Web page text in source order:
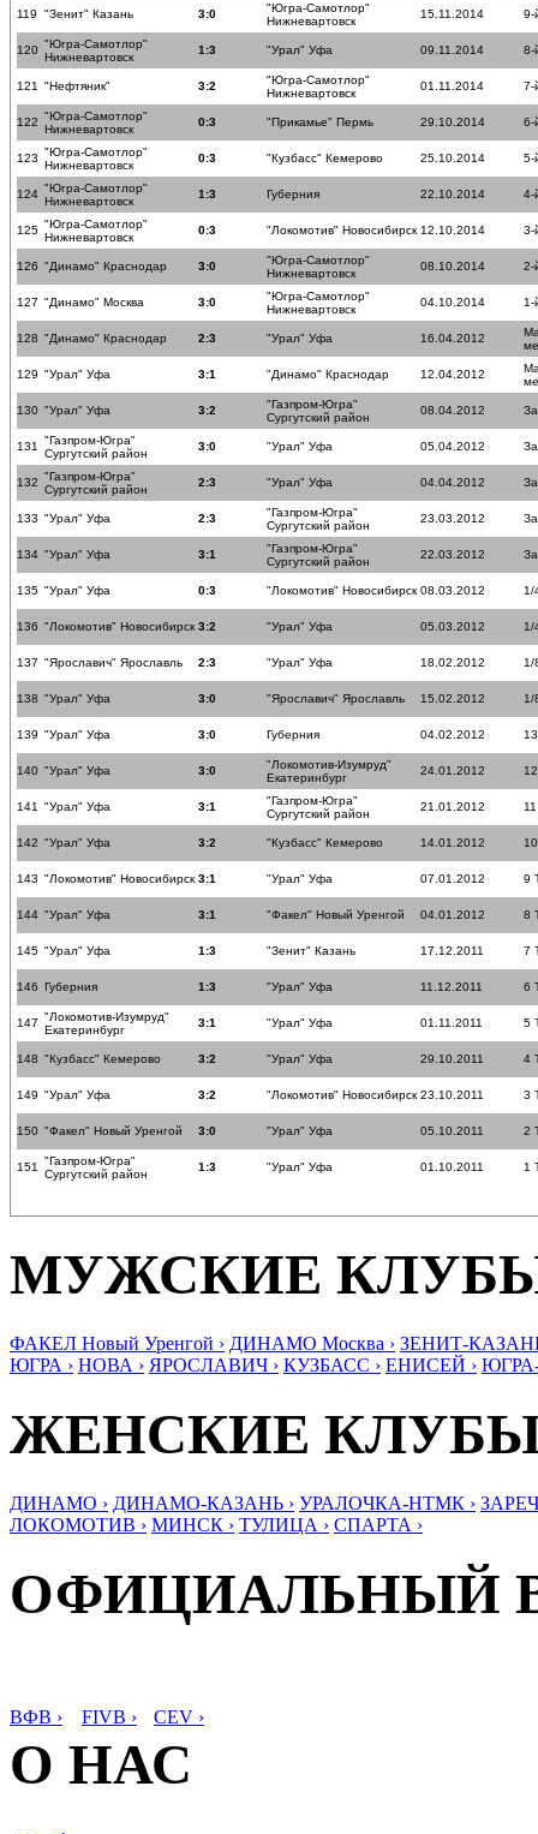
119 "Зенит" Казань 3:0
"Югра-Самотлор"
Нижневартовск
15.11.2014 9-
120 "Югра-Самотлор"
Нижневартовск
1:3 "Урал" Уфа 09.11.2014 8-
121 "Нефтяник" 3:2
"Югра-Самотлор"
Нижневартовск
01.11.2014 7-
122 "Югра-Самотлор"
Нижневартовск
0:3 "Прикамье" Пермь 29.10.2014 6-
123 "Югра-Самотлор"
Нижневартовск
0:3 "Кузбасс" Кемерово 25.10.2014 5-
124 "Югра-Самотлор"
Нижневартовск
1:3 Губерния 22.10.2014 4-
125 "Югра-Самотлор"
Нижневартовск
0:3 "Локомотив" Новосибирск 12.10.2014 3-
126 "Динамо" Краснодар 3:0
"Югра-Самотлор"
Нижневартовск
08.10.2014 2-
127 "Динамо" Москва 3:0
"Югра-Самотлор"
Нижневартовск
04.10.2014 1-
128 "Динамо" Краснодар 2:3 "Урал" Уфа 16.04.2012
129 "Урал" Уфа 3:1 "Динамо" Краснодар 12.04.2012
130 "Урал" Уфа 3:2
"Газпром-Югра"
Сургутский район
08.04.2012
131
"Газпром-Югра"
Сургутский район
3:0 "Урал" Уфа 05.04.2012
132 "Газпром-Югра"
Сургутский район
2:3 "Урал" Уфа 04.04.2012
133 "Урал" Уфа 2:3
"Газпром-Югра"
Сургутский район
23.03.2012
134 "Урал" Уфа 3:1
"Газпром-Югра"
Сургутский район
22.03.2012
135 "Урал" Уфа 0:3 "Локомотив" Новосибирск 08.03.2012 1/
136 "Локомотив" Новосибирск 3:2 "Урал" Уфа 05.03.2012 1/
137 "Ярославич" Ярославль 2:3 "Урал" Уфа 18.02.2012 1/
138 "Урал" Уфа 3:0 "Ярославич" Ярославль 15.02.2012 1/
139 "Урал" Уфа 3:0 Губерния 04.02.2012
140 "Урал" Уфа 3:0
"Локомотив-Изумруд"
Екатеринбург
24.01.2012
141 "Урал" Уфа 3:1
"Газпром-Югра"
Сургутский район
21.01.2012
142 "Урал" Уфа 3:2 "Кузбасс" Кемерово 14.01.2012
143 "Локомотив" Новосибирск 3:1 "Урал" Уфа 07.01.2012 9
144 "Урал" Уфа 3:1 "Факел" Новый Уренгой 04.01.2012 8
145 "Урал" Уфа 1:3 "Зенит" Казань 17.12.2011 7
146 Губерния 1:3 "Урал" Уфа 11.12.2011 6
147 "Локомотив-Изумруд"
Екатеринбург
3:1 "Урал" Уфа 01.11.2011 5
148 "Кузбасс" Кемерово 3:2 "Урал" Уфа 29.10.2011 4
149 "Урал" Уфа 3:2 "Локомотив" Новосибирск 23.10.2011 3
150 "Факел" Новый Уренгой 3:0 "Урал" Уфа 05.10.2011 2
151
"Газпром-Югра"
Сургутский район
1:3 "Урал" Уфа 01.10.2011 1
МУЖСКИЕ
ФАКЕЛ Новый Уренгой › ДИНАМО Москва › ЗЕНИТ-
ЮГРА › НОВА › ЯРОСЛАВИЧ › КУЗБАСС › ЕНИСЕЙ ›
ЖЕНСКИЕ
ДИНАМО › ДИНАМО-КАЗАНЬ › УРАЛОЧКА-НТМК ›
ЛОКОМОТИВ › МИНСК › ТУЛИЦА › СПАРТА ›
ОФИЦИАЛЬНЫЙ
ВФВ › FIVB › CEV ›
О НАС